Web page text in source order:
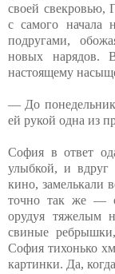
своей свекровью,
с самого начала
подругами,
новых нарядов.
настоящему
— До
ей рукой одна из
София в ответ
улыбкой, и вдруг
кино, замелькали
точно так же —
орудуя тяжелым
свиные
София тихонько
картинки. Да,